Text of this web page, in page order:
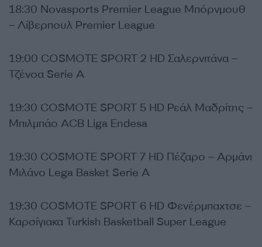
18:30 Novasports Premier League Μπόρνμουθ
– Λίβερπουλ Premier League
19:00 COSMOTE SPORT 2 HD Σαλερνιτάνα –
Τζένοα Serie A
19:30 COSMOTE SPORT 5 HD Ρεάλ Μαδρίτης –
Μπιλμπάο ACB Liga Endesa
19:30 COSMOTE SPORT 7 HD Πέζαρο – Αρμάνι
Μιλάνο Lega Basket Serie A
19:30 COSMOTE SPORT 6 HD Φενέρμπαχτσε –
Καρσίγιακα Turkish Basketball Super League